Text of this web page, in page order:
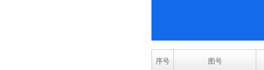
序号 图号